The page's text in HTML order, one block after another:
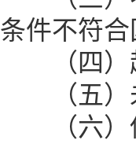
条件不符
（四）超
（五）未
（六）侵